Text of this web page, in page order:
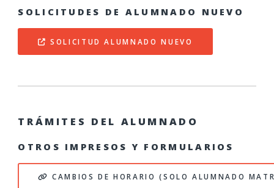
SOLICITUDES DE ALUMNADO NUEVO
SOLICITUD ALUMNADO NUEVO
TRÁMITES DEL ALUMNADO
OTROS IMPRESOS Y FORMULARIOS
CAMBIOS DE HORARIO (SOLO ALUMNADO